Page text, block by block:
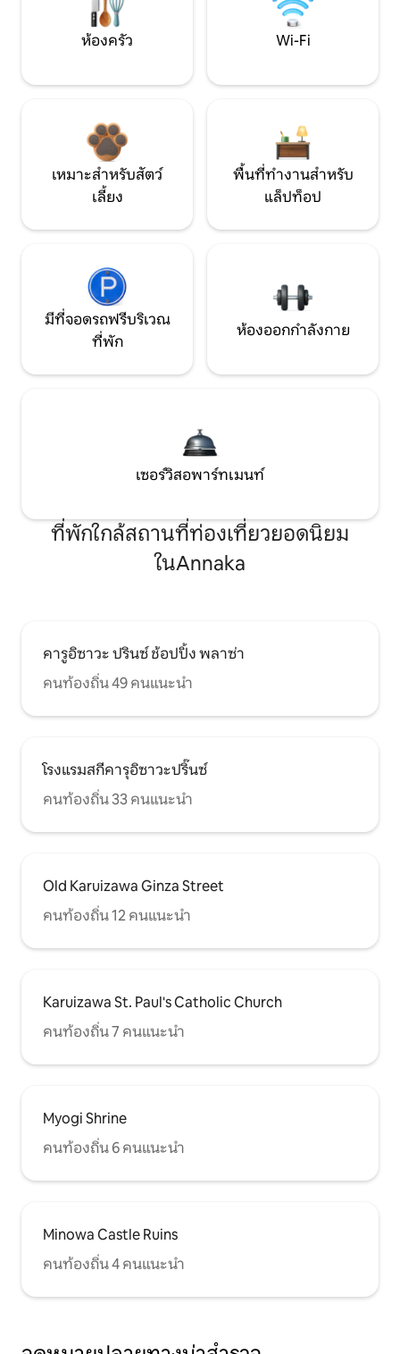
ห้องครัว Wi-Fi
เหมาะสำหรับสัตว์
เลี้ยง
พื้นที่ทำงานสำหรับ
แล็ปท็อป
มีที่จอดรถฟรีบริเวณ
ที่พัก
ห้องออกกำลังกาย
เซอร์วิสอพาร์ทเมนท์
ที่พักใกล้สถานที่ท่องเที่ยวยอดนิยม
ในAnnaka
คารูอิซาวะ ปรินซ์ ช้อปปิ้ง พลาซ่า
คนท้องถิ่น 49 คนแนะนำ
โรงแรมสกีคารุอิซาวะปริ๊นซ์
คนท้องถิ่น 33 คนแนะนำ
Old Karuizawa Ginza Street
คนท้องถิ่น 12 คนแนะนำ
Karuizawa St. Paul's Catholic Church
คนท้องถิ่น 7 คนแนะนำ
Myogi Shrine
คนท้องถิ่น 6 คนแนะนำ
Minowa Castle Ruins
คนท้องถิ่น 4 คนแนะนำ